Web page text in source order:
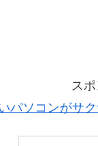
ス
パソコンがサ